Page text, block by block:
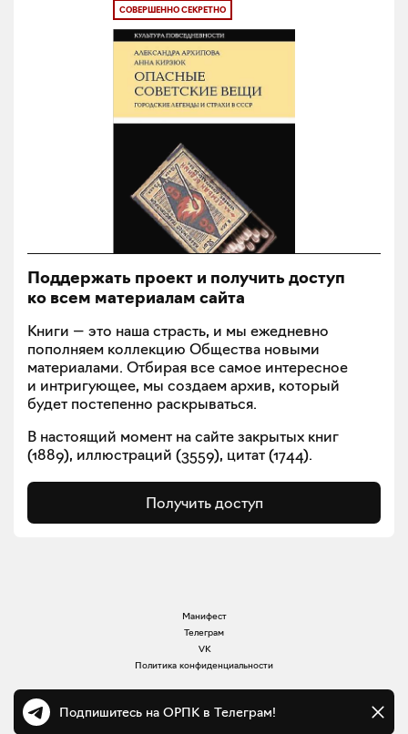
СОВЕРШЕННО СЕКРЕТНО
Поддержать проект и получить доступ
ко всем материалам сайта
Книги — это наша страсть, и мы ежедневно
пополняем коллекцию Общества новыми
материалами. Отбирая все самое интересное
и интригующее, мы создаем архив, который
будет постепенно раскрываться.
В настоящий момент на сайте закрытых книг
(1889), иллюстраций (3559), цитат (1744).
Получить доступ
Манифест
Телеграм
VK
Политика конфиденциальности
Подпишитесь на ОРПК в Телеграм!